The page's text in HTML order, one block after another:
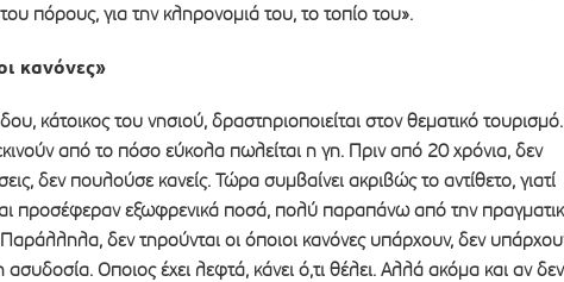
πόρους, για την κληρονομιά του, το τοπίο του».
κανόνες»
κάτοικος του νησιού, δραστηριοποιείται στον θεματικό τουρισμό.
από το πόσο εύκολα πωλείται η γη. Πριν από 20 χρόνια, δεν
δεν πουλούσε κανείς. Τώρα συμβαίνει ακριβώς το αντίθετο, γιατί
προσέφεραν εξωφρενικά ποσά, πολύ παραπάνω από την
Παράλληλα, δεν τηρούνται οι όποιοι κανόνες υπάρχουν, δεν
ασυδοσία. Οποιος έχει λεφτά, κάνει ό,τι θέλει. Αλλά ακόμα και αν δεν